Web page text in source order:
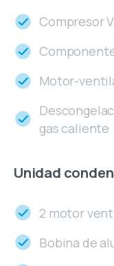
Compresor
Motor-
gas caliente
Unidad
2 motor
Bobina de